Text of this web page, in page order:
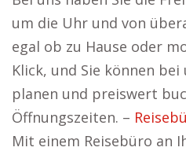
um die Uhr und von
egal ob zu Hause oder
Klick, und Sie können
planen und preiswert
Öffnungszeiten. –
Mit einem Reisebüro an